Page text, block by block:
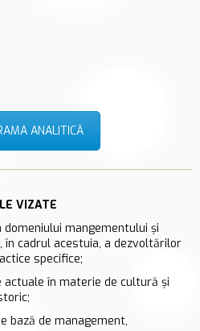
ANALITICĂ
VIZATE
mangementului şi
cadrul acestuia, a dezvoltărilor
specifice;
în materie de cultură și
bază de management,